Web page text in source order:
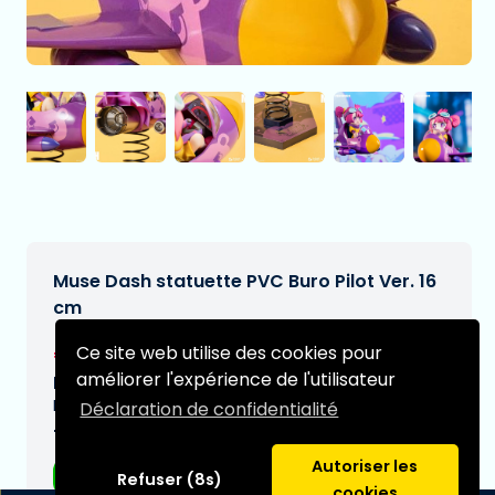
Ce site web utilise des cookies pour
améliorer l'expérience de l'utilisateur
Déclaration de confidentialité
Refuser (8s)
Autoriser les
Muse Dash statuette PVC Buro Pilot Ver. 16
cm
€69,95 [Sous réserve de modifications]
Date de livraison prévue:
N/A
Type:
Figurines d'anime